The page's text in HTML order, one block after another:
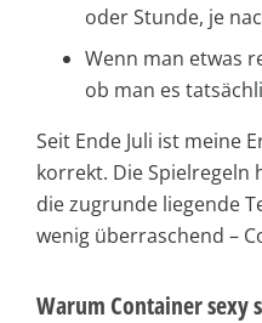
oder Stunde, je
Wenn man etwas
ob man es
Seit Ende Juli ist meine
korrekt. Die Spielregeln
die zugrunde liegende
wenig überraschend –
Warum Container sexy